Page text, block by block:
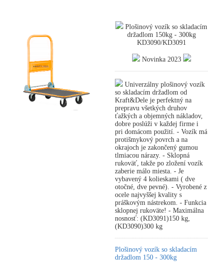
Plošinový vozík so skladacím
držadlom 150kg - 300kg
KD3090/KD3091
Novinka 2023
Univerzálny plošinový vozík
so skladacím držadlom od
Kraft&Dele je perfektný na
prepravu všetkých druhov
ťažkých a objemných nákladov,
dobre poslúži v každej firme i
pri domácom použití. - Vozík má
protišmykový povrch a na
okrajoch je zakončený gumou
tlmiacou nárazy. - Sklopná
rukoväť, takže po zložení vozík
zaberie málo miesta. - Je
vybavený 4 kolieskami ( dve
otočné, dve pevné). - Vyrobené z
ocele najvyššej kvality s
práškovým nástrekom. - Funkcia
sklopnej rukoväte! - Maximálna
nosnosť: (KD3091)150 kg,
(KD3090)300 kg
Plošinový vozík so skladacím
držadlom 150 - 300kg